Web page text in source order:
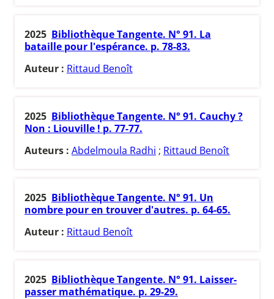
2025 Bibliothèque Tangente. N° 91. La
bataille pour l'espérance. p. 78-83.
Auteur : Rittaud Benoît
2025 Bibliothèque Tangente. N° 91. Cauchy ?
Non : Liouville ! p. 77-77.
Auteurs : Abdelmoula Radhi ; Rittaud Benoît
2025 Bibliothèque Tangente. N° 91. Un
nombre pour en trouver d'autres. p. 64-65.
Auteur : Rittaud Benoît
2025 Bibliothèque Tangente. N° 91. Laisser-
passer mathématique. p. 29-29.